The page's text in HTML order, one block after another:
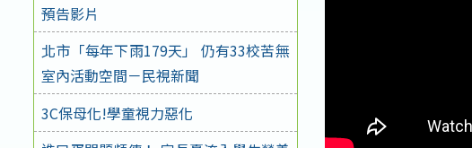
預告影片
北市「每年下雨179天」 仍有33校苦無
室內活動空間－民視新聞
3C保母化!學童視力惡化